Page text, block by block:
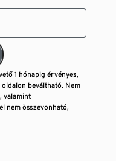
1 hónapig érvényes,
beváltható. Nem
valamint
nem összevonható,